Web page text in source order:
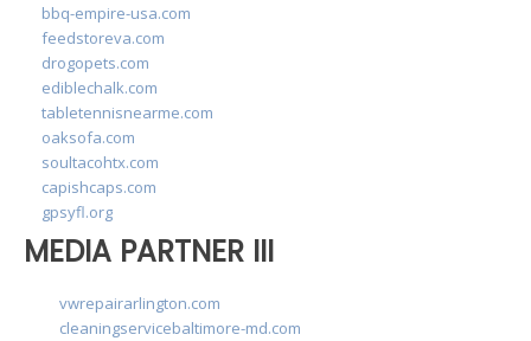
bbq-empire-usa.com
feedstoreva.com
drogopets.com
ediblechalk.com
tabletennisnearme.com
oaksofa.com
soultacohtx.com
capishcaps.com
gpsyfl.org
MEDIA PARTNER III
vwrepairarlington.com
cleaningservicebaltimore-md.com